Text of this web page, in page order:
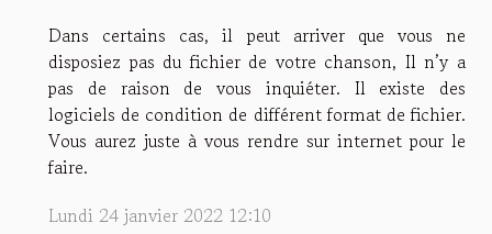
Dans certains cas, il peut arriver que vous ne
disposiez pas du fichier de votre chanson, Il n’y a
pas de raison de vous inquiéter. Il existe des
logiciels de condition de différent format de fichier.
Vous aurez juste à vous rendre sur internet pour le
faire.
Lundi 24 janvier 2022 12:10